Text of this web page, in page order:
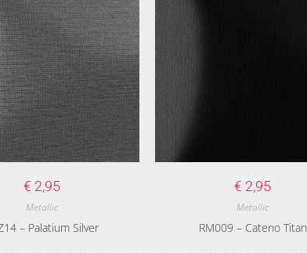
€ 2,95
Metallic
– Palatium Silver
€ 2,95
Metallic
RM009 – Cateno Titan